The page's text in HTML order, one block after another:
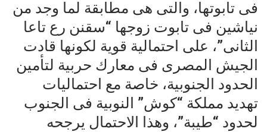
فى تابوتها، والتى هى مطابقة لما وجد من
نياشين فى تابوت زوجها “سقنن رع تاعا
الثانى”، على احتمالية قوية لكونها قادت
الجيش المصرى فى معارك حربية لتأمين
الحدود الجنوبية، خاصة مع احتماليات
تهديد مملكة “كوش” النوبية فى الجنوب
لحدود “طيبة”، وهذا الاحتمال يرجحه